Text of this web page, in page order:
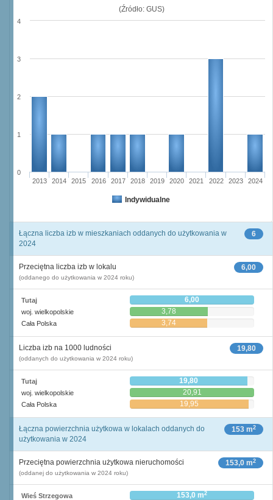
(Źródło: GUS)
Indywidualne
2013 2014 2015 2016 2017 2018 2019 2020 2021 2022 2023 2024
0
1
2
3
4
6
Łączna liczba izb w mieszkaniach oddanych do użytkowania w
2024
6,00
Przeciętna liczba izb w lokalu
(oddanego do użytkowania w 2024 roku)
Tutaj 6,00
woj. wielkopolskie 3,78
Cała Polska 3,74
19,80
Liczba izb na 1000 ludności
(oddanych do użytkowania w 2024 roku)
Tutaj 19,80
woj. wielkopolskie 20,91
Cała Polska 19,95
153 m2
Łączna powierzchnia użytkowa w lokalach oddanych do
użytkowania w 2024
153,0 m2
Przeciętna powierzchnia użytkowa nieruchomości
(oddanej do użytkowania w 2024 roku)
Wieś Strzegowa 153,0 m2